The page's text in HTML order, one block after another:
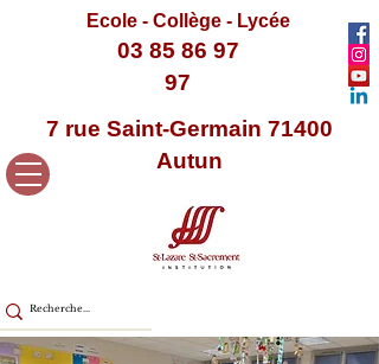
Ecole - Collège - Lycée
03 85 86 97
97
7 rue Saint-Germain 71400
Autun